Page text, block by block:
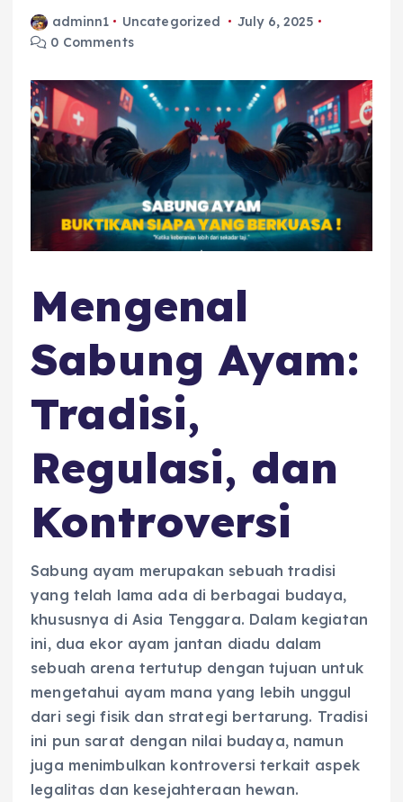
adminn1 Uncategorized
July 6, 2025
0 Comments
Mengenal
Sabung Ayam:
Tradisi,
Regulasi, dan
Kontroversi
Sabung ayam merupakan sebuah tradisi
yang telah lama ada di berbagai budaya,
khususnya di Asia Tenggara. Dalam kegiatan
ini, dua ekor ayam jantan diadu dalam
sebuah arena tertutup dengan tujuan untuk
mengetahui ayam mana yang lebih unggul
dari segi fisik dan strategi bertarung. Tradisi
ini pun sarat dengan nilai budaya, namun
juga menimbulkan kontroversi terkait aspek
legalitas dan kesejahteraan hewan.